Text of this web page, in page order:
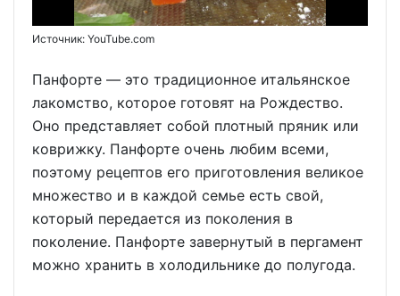
Источник: YouTube.com
Панфорте — это традиционное итальянское
лакомство, которое готовят на Рождество.
Оно представляет собой плотный пряник или
коврижку. Панфорте очень любим всеми,
поэтому рецептов его приготовления великое
множество и в каждой семье есть свой,
который передается из поколения в
поколение. Панфорте завернутый в пергамент
можно хранить в холодильнике до полугода.